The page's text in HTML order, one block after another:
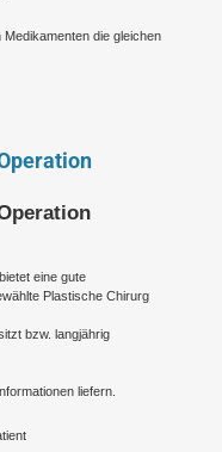
die gleichen
eine gute
Plastische Chirurg
bzw. langjährig
liefern.